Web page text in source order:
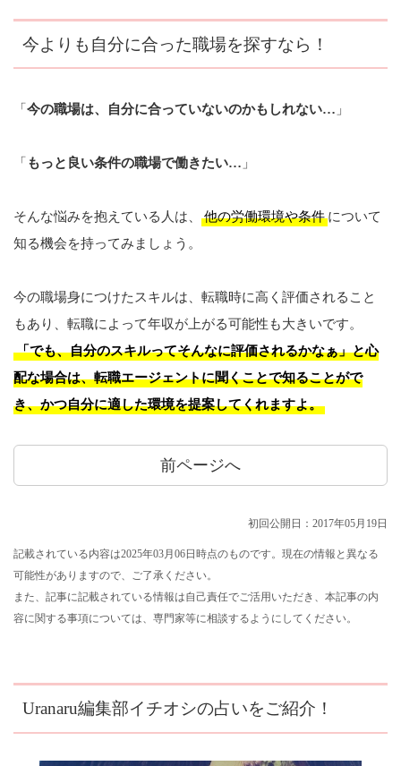
今よりも自分に合った職場を探すなら！
「 今の職場は、自分に合っていないのかもしれない… 」
「 もっと良い条件の職場で働きたい… 」
そんな悩みを抱えている人は、 他の労働環境や条件 について
知る機会を持ってみましょう。
今の職場身につけたスキルは、転職時に高く評価されること
もあり、転職によって年収が上がる可能性も大きいです。
「でも、自分のスキルってそんなに評価されるかなぁ」と心
配な場合は、転職エージェントに聞くことで知ることがで
き、かつ自分に適した環境を提案してくれますよ。
前ページへ
初回公開日：2017年05月19日
記載されている内容は2025年03月06日時点のものです。現在の情報と異なる
可能性がありますので、ご了承ください。
また、記事に記載されている情報は自己責任でご活用いただき、本記事の内
容に関する事項については、専門家等に相談するようにしてください。
Uranaru編集部イチオシの占いをご紹介！